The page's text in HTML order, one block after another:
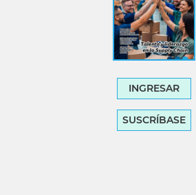
INGRESAR
SUSCRÍBASE